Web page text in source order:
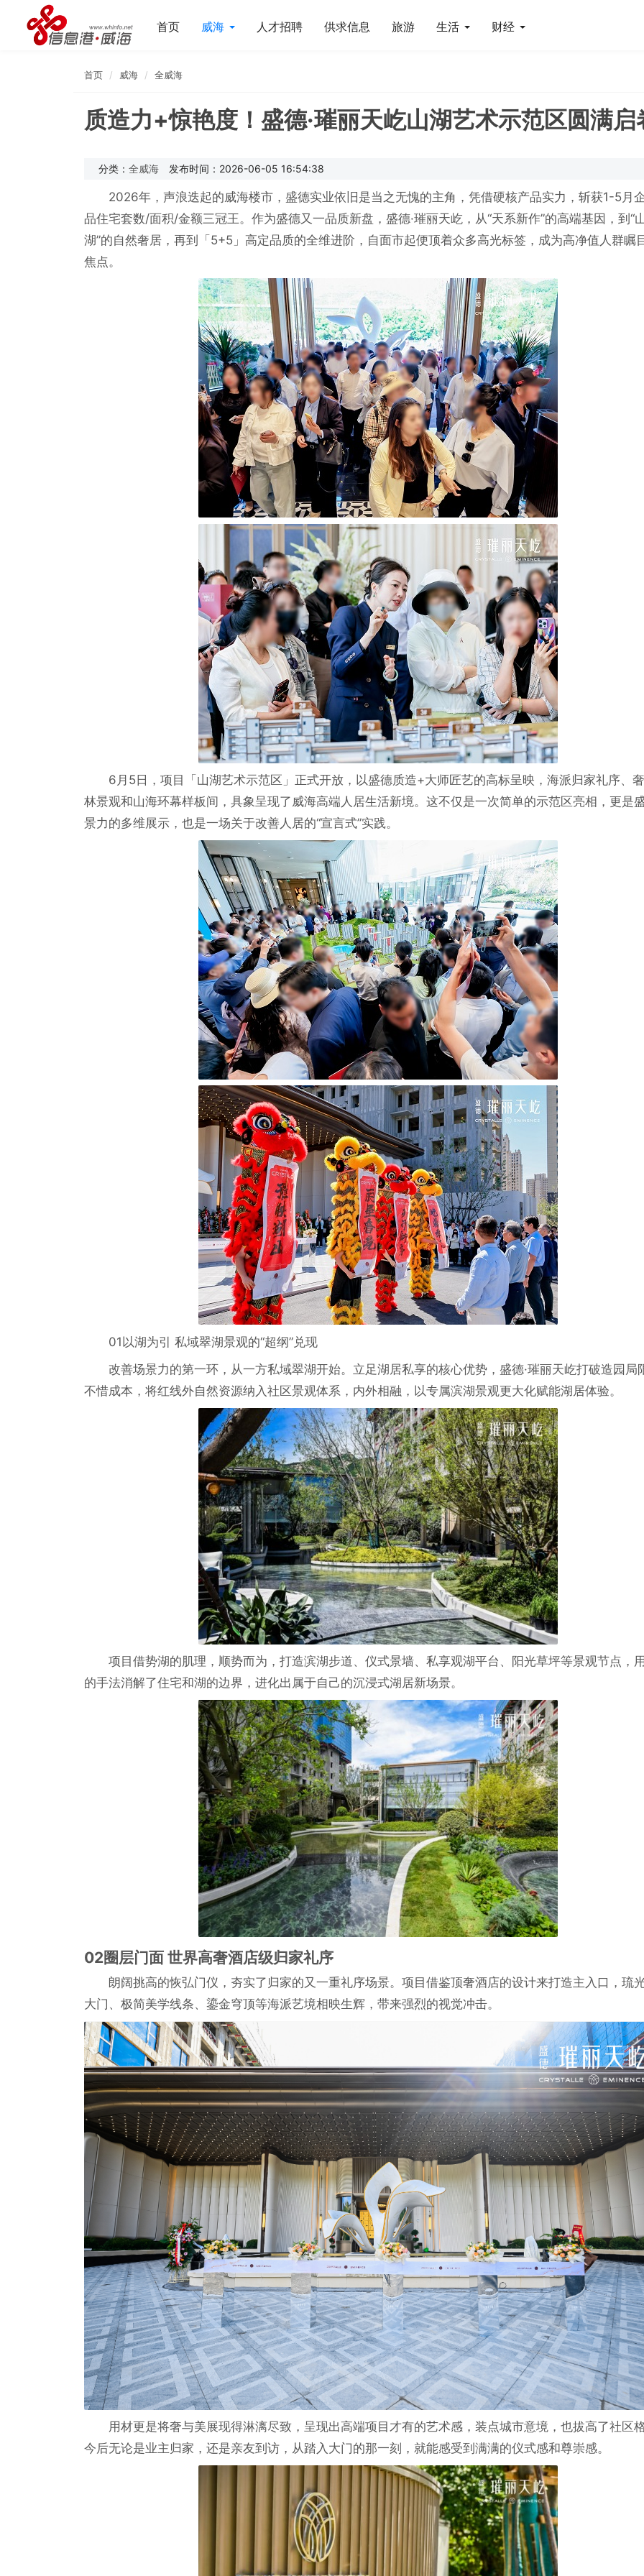
首页 威海 人才招聘 供求信息 旅游 生活 财经
首页 威海 全威海
质造力+惊艳度！盛德·璀丽天屹山湖艺术示范区圆满启
分类： 全威海 发布时间：2026-06-05 16:54:38
2026年，声浪迭起的威海楼市，盛德实业依旧是当之无愧的主角，凭借硬核产品实力，斩获1-5月
品住宅套数/面积/金额三冠王。作为盛德又一品质新盘，盛德·璀丽天屹，从“天系新作”的高端基因，到“
湖”的自然奢居，再到「5+5」高定品质的全维进阶，自面市起便顶着众多高光标签，成为高净值人群瞩
焦点。
6月5日，项目「山湖艺术示范区」正式开放，以盛德质造+大师匠艺的高标呈映，海派归家礼序、
林景观和山海环幕样板间，具象呈现了威海高端人居生活新境。这不仅是一次简单的示范区亮相，更是
景力的多维展示，也是一场关于改善人居的“宣言式”实践。
01以湖为引 私域翠湖景观的“超纲”兑现
改善场景力的第一环，从一方私域翠湖开始。立足湖居私享的核心优势，盛德·璀丽天屹打破造园局
不惜成本，将红线外自然资源纳入社区景观体系，内外相融，以专属滨湖景观更大化赋能湖居体验。
项目借势湖的肌理，顺势而为，打造滨湖步道、仪式景墙、私享观湖平台、阳光草坪等景观节点，
的手法消解了住宅和湖的边界，进化出属于自己的沉浸式湖居新场景。
02圈层门面 世界高奢酒店级归家礼序
朗阔挑高的恢弘门仪，夯实了归家的又一重礼序场景。项目借鉴顶奢酒店的设计来打造主入口，琉
大门、极简美学线条、鎏金穹顶等海派艺境相映生辉，带来强烈的视觉冲击。
用材更是将奢与美展现得淋漓尽致，呈现出高端项目才有的艺术感，装点城市意境，也拔高了社区
今后无论是业主归家，还是亲友到访，从踏入大门的那一刻，就能感受到满满的仪式感和尊崇感。